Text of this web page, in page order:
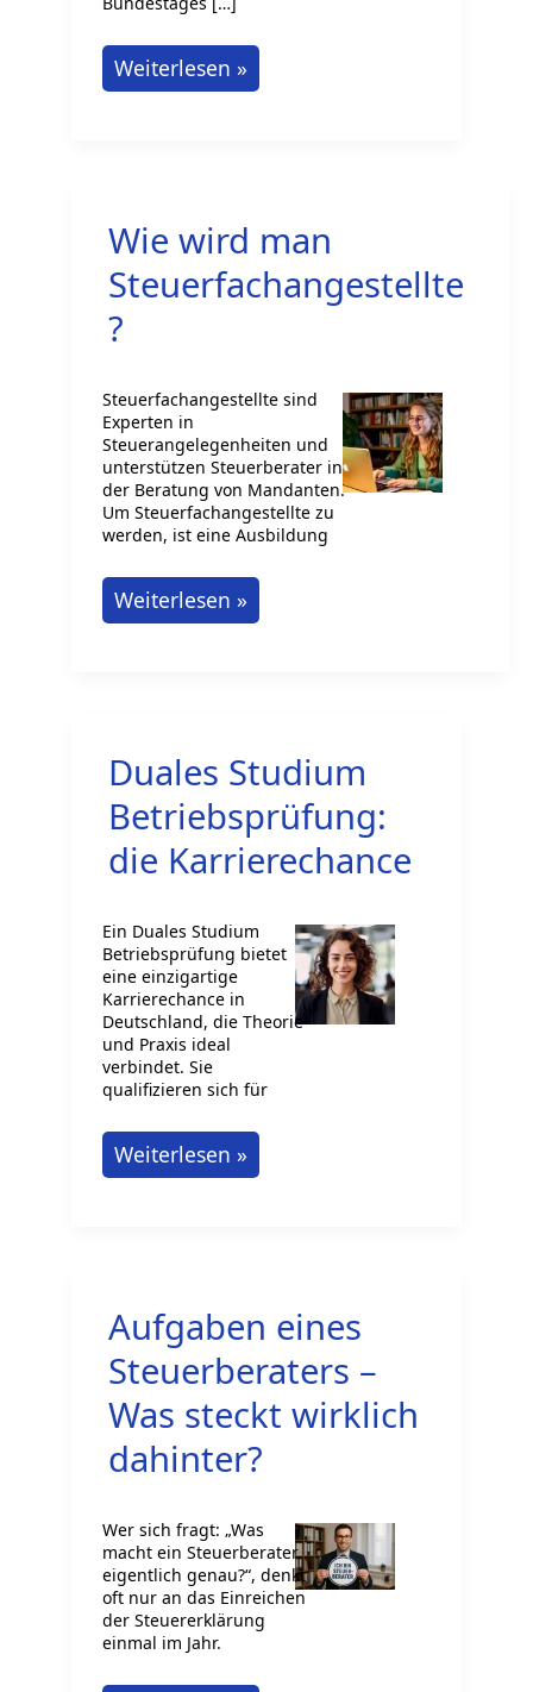
„Law
Clinics“:
der
Steuerberatung?
Weiterlesen »
Wie wird man
Steuerfachangestellte
?
Steuerfachangestellte sind
Experten in
Steuerangelegenheiten und
unterstützen Steuerberater in
der Beratung von Mandanten.
Um Steuerfachangestellte zu
werden, ist eine Ausbildung
Wie
wird
Weiterlesen »
Duales Studium
Betriebsprüfung:
die Karrierechance
Ein Duales Studium
Betriebsprüfung bietet
eine einzigartige
Karrierechance in
Deutschland, die Theorie
und Praxis ideal
verbindet. Sie
qualifizieren sich für
Duales
Studium
Weiterlesen »
Aufgaben eines
Steuerberaters –
Was steckt wirklich
dahinter?
Wer sich fragt: „Was
macht ein Steuerberater
eigentlich genau?“, denkt
oft nur an das Einreichen
der Steuererklärung
einmal im Jahr.